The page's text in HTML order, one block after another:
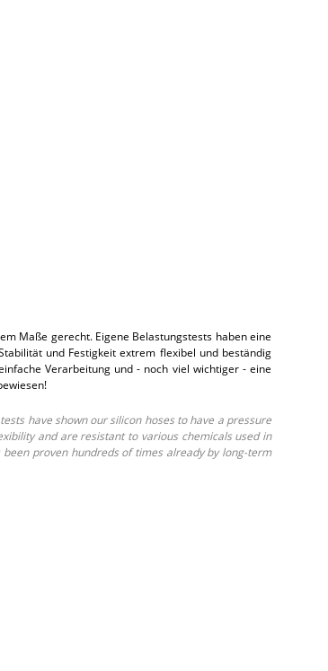
Maße gerecht. Eigene Belastungstests haben eine
und Festigkeit extrem flexibel und beständig
Verarbeitung und - noch viel wichtiger - eine
have shown our silicon hoses to have a pressure
and are resistant to various chemicals used in
proven hundreds of times already by long-term